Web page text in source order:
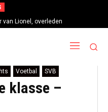
van Lionel, overleden
Voetbal SVB
klasse –